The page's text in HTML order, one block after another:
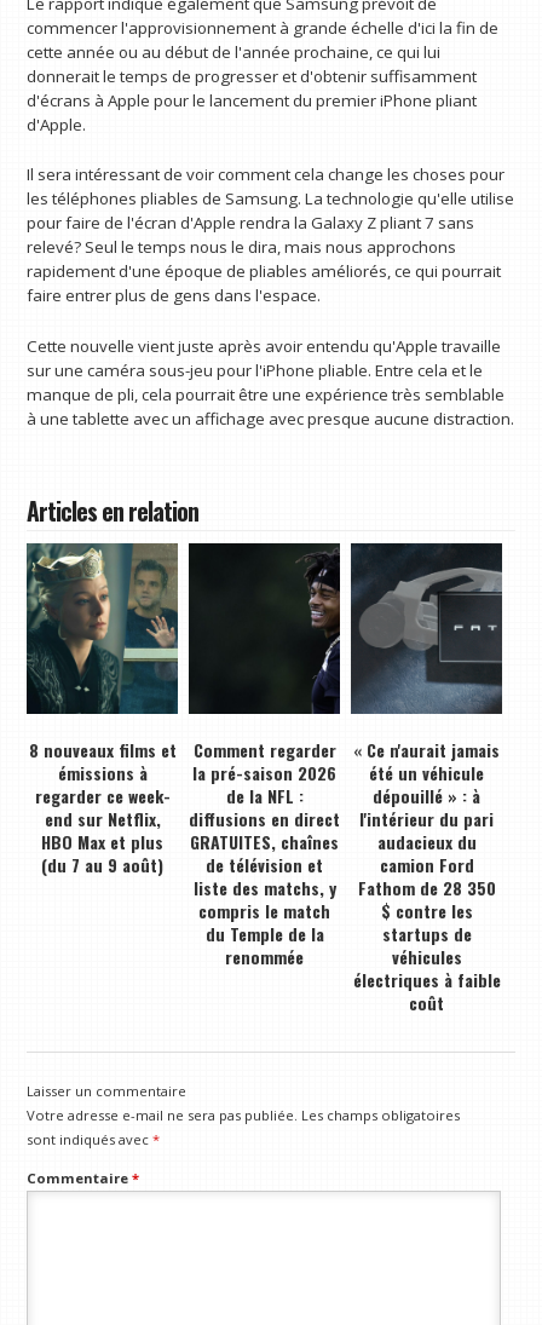
commencer l'approvisionnement à grande échelle d'ici la fin de
cette année ou au début de l'année prochaine, ce qui lui
donnerait le temps de progresser et d'obtenir suffisamment
d'écrans à Apple pour le lancement du premier iPhone pliant
d'Apple.
Il sera intéressant de voir comment cela change les choses pour
les téléphones pliables de Samsung. La technologie qu'elle utilise
pour faire de l'écran d'Apple rendra la Galaxy Z pliant 7 sans
relevé? Seul le temps nous le dira, mais nous approchons
rapidement d'une époque de pliables améliorés, ce qui pourrait
faire entrer plus de gens dans l'espace.
Cette nouvelle vient juste après avoir entendu qu'Apple travaille
sur une caméra sous-jeu pour l'iPhone pliable. Entre cela et le
manque de pli, cela pourrait être une expérience très semblable
à une tablette avec un affichage avec presque aucune distraction.
Articles en relation
8 nouveaux films et
émissions à
regarder ce week-
end sur Netflix,
HBO Max et plus
(du 7 au 9 août)
Comment regarder
la pré-saison 2026
de la NFL :
diffusions en direct
GRATUITES, chaînes
de télévision et
liste des matchs, y
compris le match
du Temple de la
renommée
« Ce n'aurait jamais
été un véhicule
dépouillé » : à
l'intérieur du pari
audacieux du
camion Ford
Fathom de 28 350
$ contre les
startups de
véhicules
électriques à faible
coût
Laisser un commentaire
Votre adresse e-mail ne sera pas publiée. Les champs obligatoires
sont indiqués avec*
Commentaire*